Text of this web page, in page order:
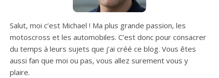
Salut, moi c’est Michael ! Ma plus grande passion, les
motoscross et les automobiles. C’est donc pour consacrer
du temps à leurs sujets que j’ai créé ce blog. Vous êtes
aussi fan que moi ou pas, vous allez surement vous y
plaire.